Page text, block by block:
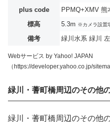
plus code
PPMQ+XMV 熊
標高
5.3m ※カメラ設置
備考 緑川水系 緑川
Webサービス by Yahoo! JAPAN
（https://developer.yahoo.co.jp/
緑川・蓍町橋周辺のその他
緑川・蓍町橋周辺のその他